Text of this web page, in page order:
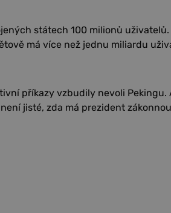
státech 100 milionů
má více než jednu miliardu
příkazy vzbudily nevoli
jisté, zda má prezident